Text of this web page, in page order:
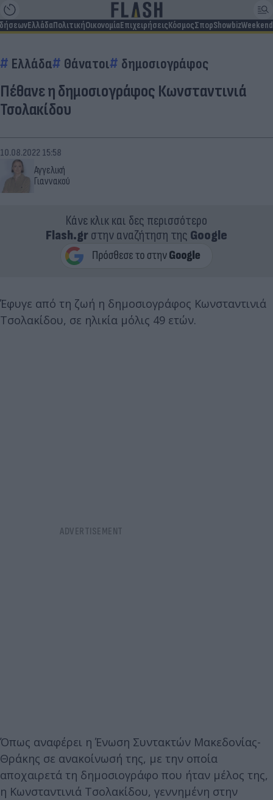
ΕλλάδαΠολιτικήΟικονομίαΕπιχειρήσειςΚόσμοςΣπορShowbizWeekend
Ελλάδα Θάνατοι δημοσιογράφος
Πέθανε η δημοσιογράφος Κωνσταντινιά
Τσολακίδου
Αγγελική
Γιαννακού
10.08.2022 15:58
Κάνε κλικ και δες περισσότερο
Flash.grστην αναζήτηση της Google
Έφυγε από τη ζωή η δημοσιογράφος Κωνσταντινιά
Τσολακίδου, σε ηλικία μόλις 49 ετών.
Όπως αναφέρει η Ένωση Συντακτών Μακεδονίας-
Θράκης σε ανακοίνωσή της, με την οποία
αποχαιρετά τη δημοσιογράφο που ήταν μέλος της,
η Κωνσταντινιά Τσολακίδου, γεννημένη στην